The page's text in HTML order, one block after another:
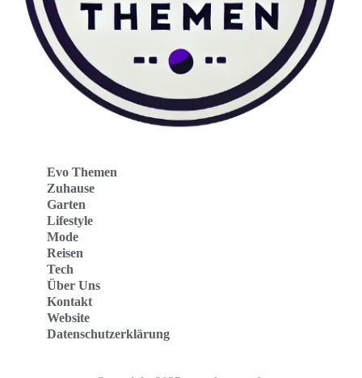
Evo Themen
Zuhause
Garten
Lifestyle
Mode
Reisen
Tech
Über Uns
Kontakt
Website
Datenschutzerklärung